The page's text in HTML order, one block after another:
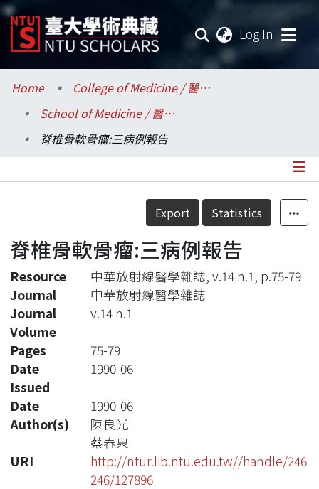
Log In
Communities & Collections
Research Outputs
Statistics
Home
College of Medicine / 醫學院
School of Medicine / 醫學系
脊椎骨軟骨瘤:三病例報告
Details
Export Statistics
脊椎骨軟骨瘤:三病例報告
Resource
中華放射線醫學雜誌, v.14 n.1, p.75-79
Journal
中華放射線醫學雜誌
Journal
Volume
v.14 n.1
Pages
75-79
Date
Issued
1990-06
Date
1990-06
Author(s)
陳良光
蔡春泉
URI
http://ntur.lib.ntu.edu.tw//handle/246
246/127896